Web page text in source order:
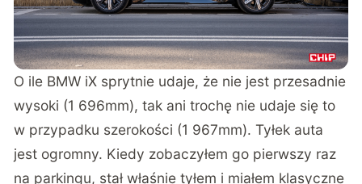
O ile BMW iX sprytnie udaje, że nie jest przesadnie
wysoki (1 696mm), tak ani trochę nie udaje się to
w przypadku szerokości (1 967mm). Tyłek auta
jest ogromny. Kiedy zobaczyłem go pierwszy raz
na parkingu, stał właśnie tyłem i miałem klasyczne